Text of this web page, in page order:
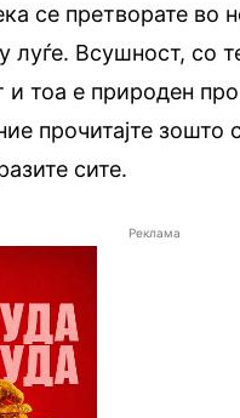
се претворате во
Всушност, со
и тоа е природен
прочитајте зошто
сите.
Реклама